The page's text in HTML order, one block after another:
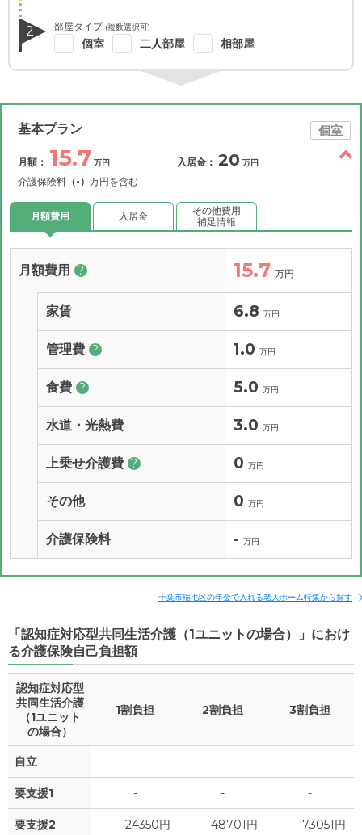
2 部屋タイプ (複数選択可)
個室 二人部屋 相部屋
基本プラン 個室
月額： 15.7 万円
介護保険料 （-） 万円を含む
入居金： 20 万円
月額費用 入居金
その他費用
補足情報
月額費用 ? 15.7 万円
家賃 6.8 万円
管理費 ? 1.0 万円
食費 ? 5.0 万円
水道・光熱費 3.0 万円
上乗せ介護費 ? 0 万円
その他 0 万円
介護保険料 - 万円
千葉市稲毛区の年金で入れる老人ホーム特集から探す
「認知症対応型共同生活介護（1ユニットの場合）」におけ
る介護保険自己負担額
認知症対応型
共同生活介護
（1ユニット
の場合）
1割負担 2割負担 3割負担
自立 - - -
要支援1 - - -
要支援2 24350円 48701円 73051円